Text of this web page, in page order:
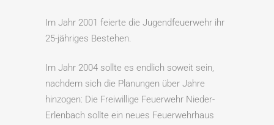
Im Jahr 2001 feierte die Jugendfeuerwehr ihr
25-jähriges Bestehen.
Im Jahr 2004 sollte es endlich soweit sein,
nachdem sich die Planungen über Jahre
hinzogen: Die Freiwillige Feuerwehr Nieder-
Erlenbach sollte ein neues Feuerwehrhaus